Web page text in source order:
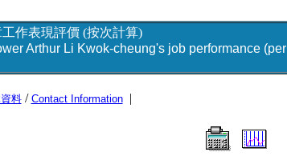
作表現評價 (按次計算)
Arthur Li Kwok-cheung's job performance (per
料/ Contact Information|